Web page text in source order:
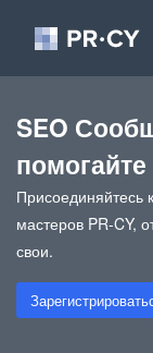
SEO
помогайте
Присоединяйтесь
мастеров PR-CY,
свои.